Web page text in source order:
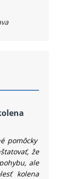
pomôcky
že
ale
kolena